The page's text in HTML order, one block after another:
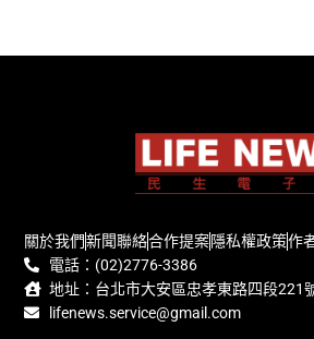
關於我們新聞聯絡合作提案隱私權政策作
電話：(02)2776-3386
地址：台北市大安區忠孝東路四段221
lifenews.service@gmail.com